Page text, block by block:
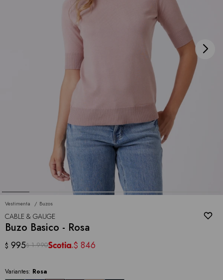
Vestimenta Buzos
CABLE & GAUGE
Buzo Basico - Rosa
$ 995$ 1.990 $ 846
Variantes: Rosa